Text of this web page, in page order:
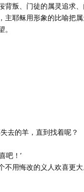
背叛、门徒的属灵追求
主耶稣用形象的比喻把
去的羊，直到找着呢？
吧！’
不用悔改的义人欢喜更大